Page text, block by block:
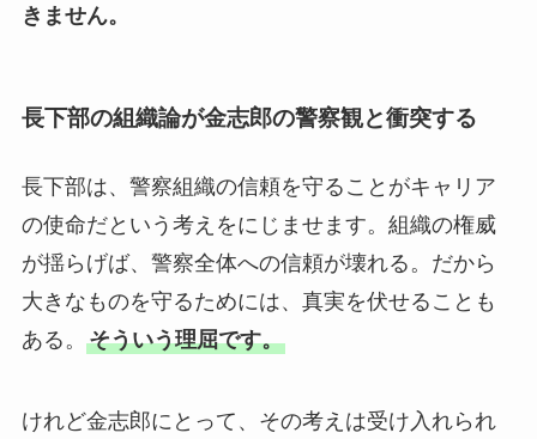
きません。
長下部の組織論が金志郎の警察観と衝突する
長下部は、警察組織の信頼を守ることがキャリア
の使命だという考えをにじませます。組織の権威
が揺らげば、警察全体への信頼が壊れる。だから
大きなものを守るためには、真実を伏せることも
ある。 そういう理屈です。
けれど金志郎にとって、その考えは受け入れられ